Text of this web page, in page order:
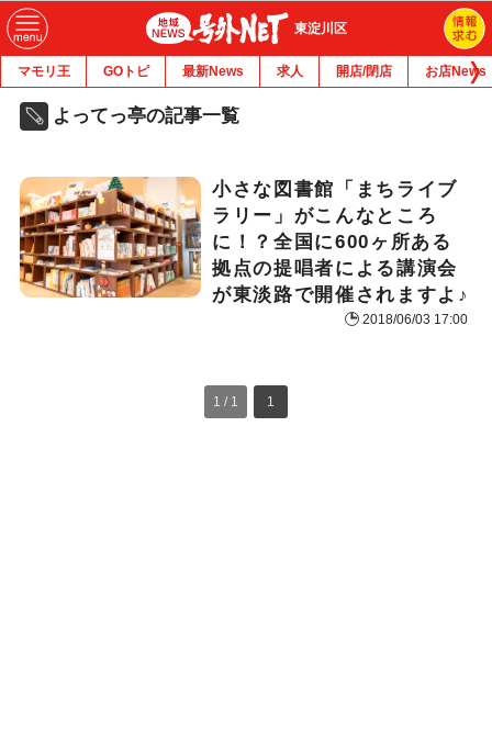
東淀川区
マモリ王 GOトピ 最新News 求人 開店/閉店 お店News
よってっ亭の記事一覧
小さな図書館「まちライブ
ラリー」がこんなところ
に！？全国に600ヶ所ある
拠点の提唱者による講演会
が東淡路で開催されますよ♪
2018/06/03 17:00
1 / 1 1